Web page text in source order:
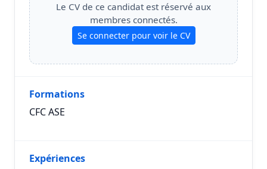
Le CV de ce candidat est réservé aux
membres connectés.
Se connecter pour voir le CV
Formations
CFC ASE
Expériences